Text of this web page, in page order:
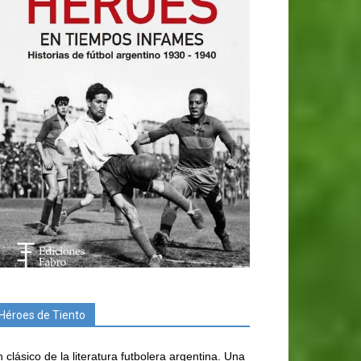
de Tiento
clásico de la literatura futbolera argentina. Una